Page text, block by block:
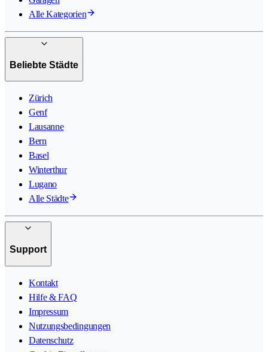
Alle Kategorien
Beliebte Städte
Zürich
Genf
Lausanne
Bern
Basel
Winterthur
Lugano
Alle Städte
Support
Kontakt
Hilfe & FAQ
Impressum
Nutzungsbedingungen
Datenschutz